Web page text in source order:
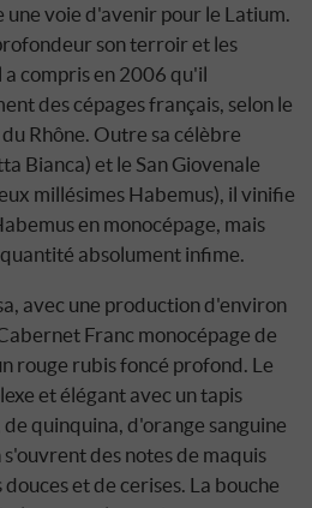
voie d'avenir pour le Latium.
son terroir et les
compris en 2006 qu'il
des cépages français, selon le
Rhône. Outre sa célèbre
Bianca) et le San Giovenale
millésimes Habemus), il vinifie
en monocépage, mais
absolument infime.
avec une production d'environ
Franc monocépage de
rouge rubis foncé profond. Le
et élégant avec un tapis
quinquina, d'orange sanguine
des notes de maquis
et de cerises. La bouche